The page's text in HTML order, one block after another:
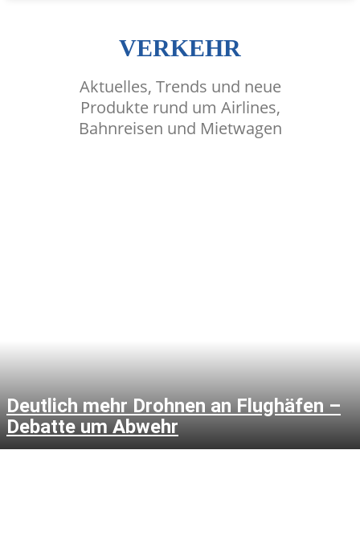
VERKEHR
Aktuelles, Trends und neue
Produkte rund um Airlines,
Bahnreisen und Mietwagen
Deutlich mehr Drohnen an Flughäfen –
Debatte um Abwehr